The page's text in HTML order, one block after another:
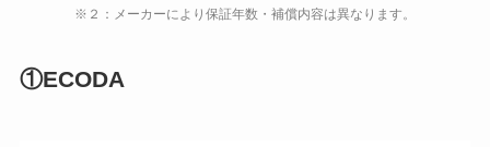
※２：メーカーにより保証年数・補償内容は異なります。
①ECODA